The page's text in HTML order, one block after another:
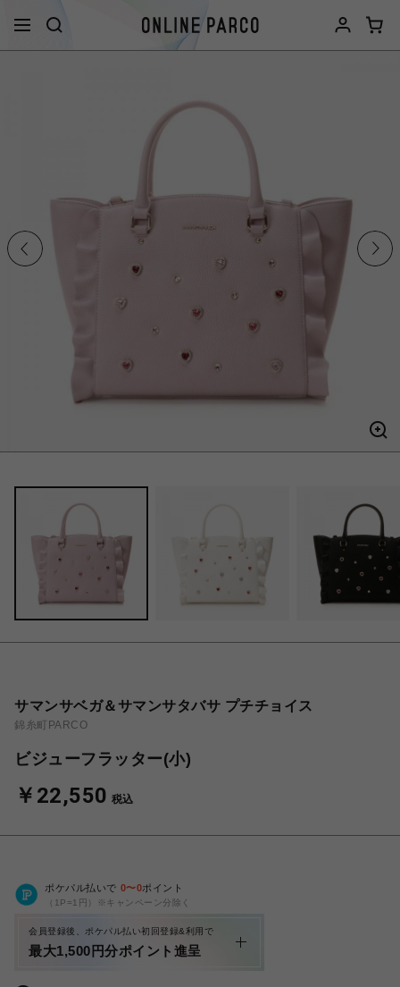
サマンサベガ＆サマンサタバサ プチチョイス
錦糸町PARCO
ビジューフラッター(小)
￥22,550 税込
ポケパル払いで 0〜0ポイント
（1P=1円）※キャンペーン分除く
会員登録後、ポケパル払い初回登録&利用で
最大1,500円分ポイント進呈